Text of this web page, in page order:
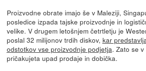
Proizvodne obrate imajo še v Maleziji,
posledice izpada tajske proizvodnje in
velike. V drugem letošnjem četrtletju je
poslal 32 milijonov trdih diskov, kar
odstotkov vse proizvodnje podjetja. Zato se
pričakujeta upad prodaje in dobička.